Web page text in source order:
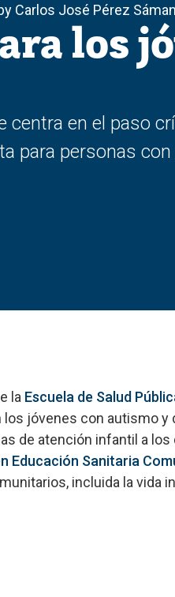
Carlos José Pérez
los
centra en el paso
para personas
la Escuela de Salud
jóvenes con autismo
de atención infantil a
Educación Sanitaria
incluida la vida